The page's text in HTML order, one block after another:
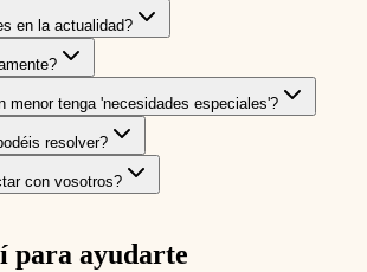
en la actualidad?
menor tenga 'necesidades especiales'?
resolver?
con vosotros?
para ayudarte